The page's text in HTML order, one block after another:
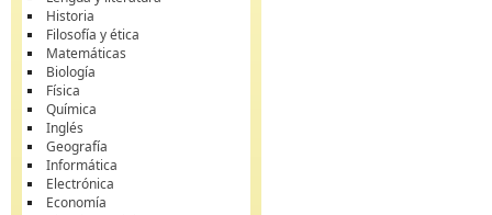
Historia
Filosofía y ética
Matemáticas
Biología
Física
Química
Inglés
Geografía
Informática
Electrónica
Economía